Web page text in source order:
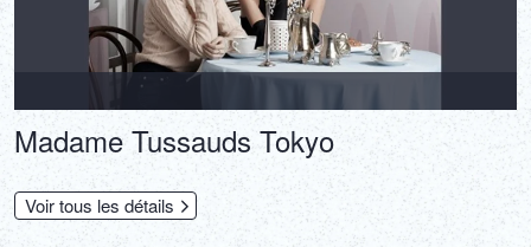
Madame Tussauds Tokyo
Voir tous les détails